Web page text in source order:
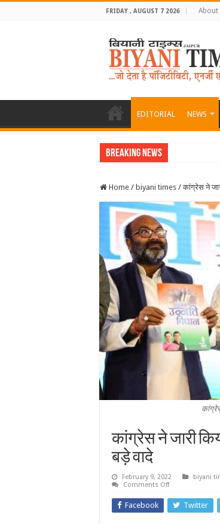
FRIDAY , AUGUST 7 2026 About
EDITORIAL NEWS
Breaking News
Home / biyani times / कांग्रेस ने
कांग्रेस ने जारी
बड़े वादे
February 9, 2022 biyani
Comments Offon
ने
जारी
किया
Facebook Twitter